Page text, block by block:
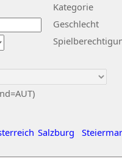
Kategorie
Geschlecht
Salzburg